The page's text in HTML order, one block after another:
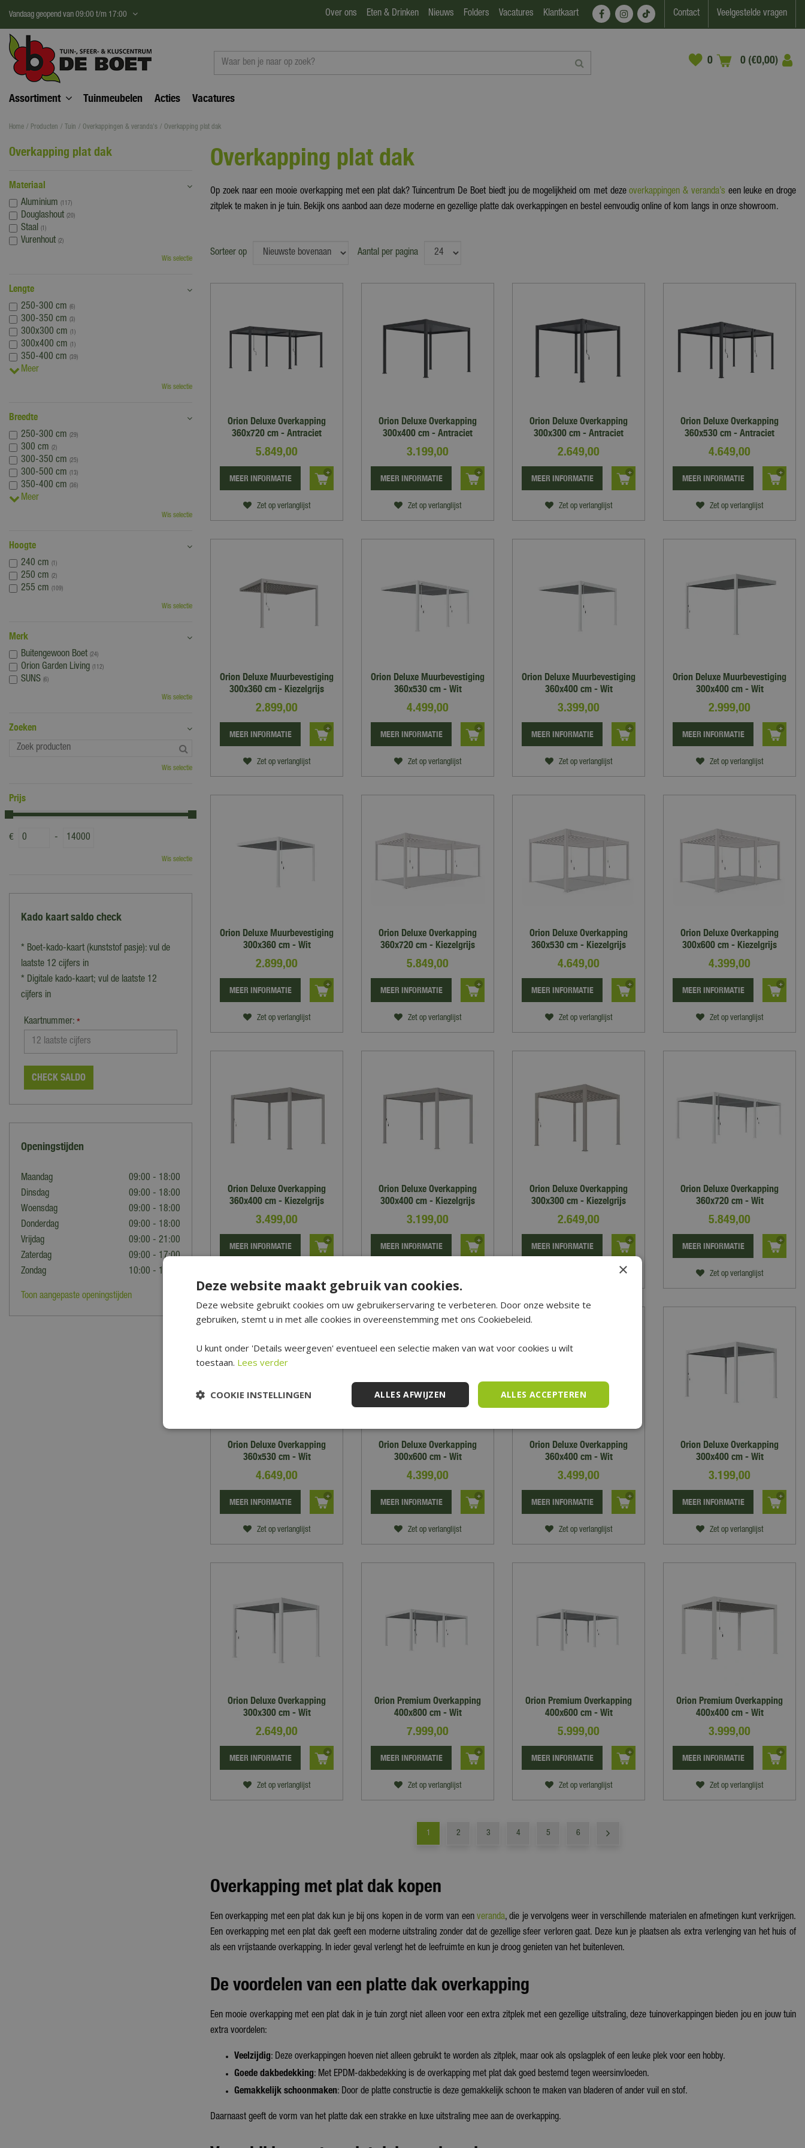
content
Home Producten Tuin Overkappingen & veranda's Overkapping plat dak
Vandaag geopend van 09:00 t/m 17:00 Over ons Eten & Drinken Nieuws Folders Vacatures Klantkaart Contact Veelgestelde vragen
0 (€0,00)
Assortiment Tuinmeubelen Acties Vacatures
Overkapping plat dak
Op zoek naar een mooie overkapping met een plat dak? Tuincentrum De Boet biedt jou de mogelijkheid om met dezeoverkappingen & veranda’s een leuke en droge
zitplek te maken in je tuin. Bekijk ons aanbod aan deze moderne en gezellige platte dak overkappingen en bestel eenvoudig online of kom langs in onze showroom.
Aantal per pagina
Sorteer op
Orion Deluxe Overkapping
360x720 cm - Antraciet
5.849,00
Zet op verlanglijst
MEER INFORMATIE
Orion Deluxe Overkapping
300x400 cm - Antraciet
3.199,00
Zet op verlanglijst
MEER INFORMATIE
Orion Deluxe Overkapping
300x300 cm - Antraciet
2.649,00
Zet op verlanglijst
MEER INFORMATIE
Orion Deluxe Overkapping
360x530 cm - Antraciet
4.649,00
Zet op verlanglijst
MEER INFORMATIE
Orion Deluxe Muurbevestiging
300x360 cm - Kiezelgrijs
2.899,00
Zet op verlanglijst
MEER INFORMATIE
Orion Deluxe Muurbevestiging
360x530 cm - Wit
4.499,00
Zet op verlanglijst
MEER INFORMATIE
Orion Deluxe Muurbevestiging
360x400 cm - Wit
3.399,00
Zet op verlanglijst
MEER INFORMATIE
Orion Deluxe Muurbevestiging
300x400 cm - Wit
2.999,00
Zet op verlanglijst
MEER INFORMATIE
Orion Deluxe Muurbevestiging
300x360 cm - Wit
2.899,00
Zet op verlanglijst
MEER INFORMATIE
Orion Deluxe Overkapping
360x720 cm - Kiezelgrijs
5.849,00
Zet op verlanglijst
MEER INFORMATIE
Orion Deluxe Overkapping
360x530 cm - Kiezelgrijs
4.649,00
Zet op verlanglijst
MEER INFORMATIE
Orion Deluxe Overkapping
300x600 cm - Kiezelgrijs
4.399,00
Zet op verlanglijst
MEER INFORMATIE
Orion Deluxe Overkapping
360x400 cm - Kiezelgrijs
3.499,00
MEER INFORMATIE
Orion Deluxe Overkapping
300x400 cm - Kiezelgrijs
3.199,00
MEER INFORMATIE
Orion Deluxe Overkapping
300x300 cm - Kiezelgrijs
2.649,00
MEER INFORMATIE
Orion Deluxe Overkapping
360x720 cm - Wit
5.849,00
Zet op verlanglijst
MEER INFORMATIE
Orion Deluxe Overkapping
360x530 cm - Wit
4.649,00
Zet op verlanglijst
MEER INFORMATIE
Orion Deluxe Overkapping
300x600 cm - Wit
4.399,00
Zet op verlanglijst
MEER INFORMATIE
Orion Deluxe Overkapping
360x400 cm - Wit
3.499,00
Zet op verlanglijst
MEER INFORMATIE
Orion Deluxe Overkapping
300x400 cm - Wit
3.199,00
Zet op verlanglijst
MEER INFORMATIE
Orion Deluxe Overkapping
300x300 cm - Wit
2.649,00
Zet op verlanglijst
MEER INFORMATIE
Orion Premium Overkapping
400x800 cm - Wit
7.999,00
Zet op verlanglijst
MEER INFORMATIE
Orion Premium Overkapping
400x600 cm - Wit
5.999,00
Zet op verlanglijst
MEER INFORMATIE
Orion Premium Overkapping
400x400 cm - Wit
3.999,00
Zet op verlanglijst
MEER INFORMATIE
1 2 3 4 5 6
Overkapping met plat dak kopen
Een overkapping met een plat dak kun je bij ons kopen in de vorm van een veranda, die je vervolgens weer in verschillende materialen en afmetingen kunt verkrijgen.
Een overkapping met een plat dak geeft een moderne uitstraling zonder dat de gezellige sfeer verloren gaat. Deze kun je plaatsen als extra verlenging van het huis of
als een vrijstaande overkapping. In ieder geval verlengt het de leefruimte en kun je droog genieten van het buitenleven.
De voordelen van een platte dak overkapping
Een mooie overkapping met een plat dak in je tuin zorgt niet alleen voor een extra zitplek met een gezellige uitstraling, deze tuinoverkappingen bieden jou en jouw tuin
extra voordelen:
Veelzijdig : Deze overkappingen hoeven niet alleen gebruikt te worden als zitplek, maar ook als opslagplek of een leuke plek voor een hobby.
Goede dakbedekking : Met EPDM-dakbedekking is de overkapping met plat dak goed bestemd tegen weersinvloeden.
Gemakkelijk schoonmaken: Door de platte constructie is deze gemakkelijk schoon te maken van bladeren of ander vuil en stof.
Daarnaast geeft de vorm van het platte dak een strakke en luxe uitstraling mee aan de overkapping.
Overkapping plat dak
Materiaal
Aluminium (117)
Douglashout (20)
Staal (1)
Vurenhout (2)
Wis selectie
Lengte
250-300 cm (6)
300-350 cm (3)
300x300 cm (1)
300x400 cm (1)
350-400 cm (39)
Meer
Wis selectie
Breedte
250-300 cm (29)
300 cm (2)
300-350 cm (25)
300-500 cm (13)
350-400 cm (36)
Meer
Wis selectie
Hoogte
240 cm (1)
250 cm (2)
255 cm (109)
Wis selectie
Merk
Buitengewoon Boet (24)
Orion Garden Living (112)
SUNS (6)
Wis selectie
Zoeken
Wis selectie
Prijs
€ -
Wis selectie
Kado kaart saldo check
* Boet-kado-kaart (kunststof pasje): vul de
laatste 12 cijfers in
* Digitale kado-kaart; vul de laatste 12
cijfers in
Kaartnummer: *
CHECK SALDO
Openingstijden
Maandag
09:00 - 18:00
Dinsdag
09:00 - 18:00
Woensdag
09:00 - 18:00
Donderdag
09:00 - 18:00
Vrijdag
09:00 - 21:00
Zaterdag
09:00 - 17:00
Zondag
10:00 - 17:00
Toon aangepaste openingstijden
×
Deze website maakt gebruik van cookies.
Deze website gebruikt cookies om uw gebruikerservaring te verbeteren. Door onze website te
gebruiken, stemt u in met alle cookies in overeenstemming met ons Cookiebeleid.
U kunt onder 'Details weergeven' eventueel een selectie maken van wat voor cookies u wilt
toestaan. Lees verder
ALLES ACCEPTEREN
ALLES AFWIJZEN
COOKIE INSTELLINGEN